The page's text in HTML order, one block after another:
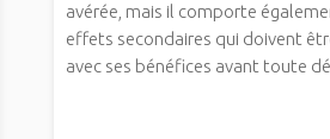
avérée, mais il comporte
effets secondaires qui doivent
avec ses bénéfices avant toute